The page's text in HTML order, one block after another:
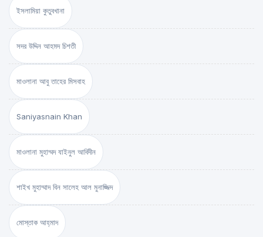
ইসলামিয়া কুতুবখানা
সদর উদ্দিন আহমদ চিশতী
মাওলানা আবু তাহের মিসবাহ
Saniyasnain Khan
মাওলানা মুহাম্মদ যাইনুল আবিদীন
শাইখ মুহাম্মাদ বিন সালেহ আল মুনাজ্জিদ
মোস্তাক আহ্‌মাদ